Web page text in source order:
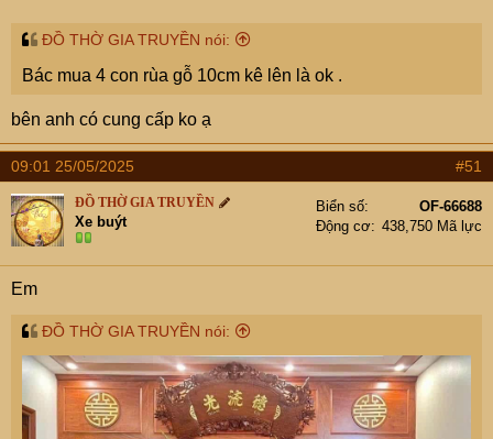
ĐỒ THỜ GIA TRUYỀN nói:
Bác mua 4 con rùa gỗ 10cm kê lên là ok .
bên anh có cung cấp ko ạ
09:01 25/05/2025 #51
ĐỒ THỜ GIA TRUYỀN
Xe buýt
Biển số
OF-66688
Động cơ
438,750 Mã lực
Em
ĐỒ THỜ GIA TRUYỀN nói: